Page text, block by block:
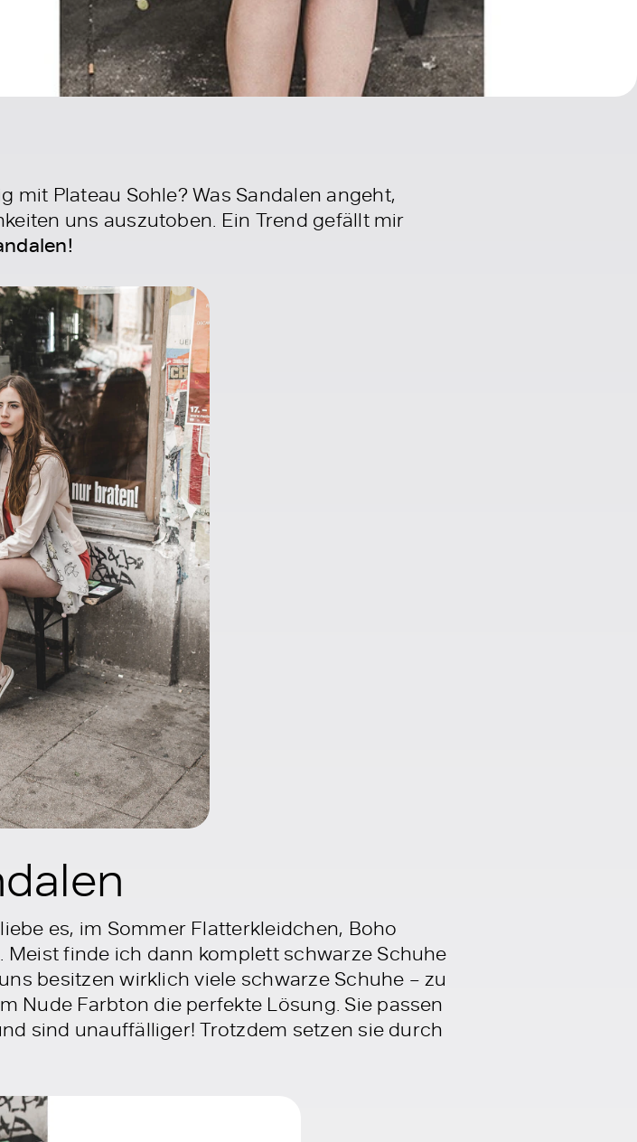
Plateau Sohle? Was Sandalen angeht,
uns auszutoben. Ein Trend gefällt mir
es, im Sommer Flatterkleidchen, Boho
finde ich dann komplett schwarze Schuhe
besitzen wirklich viele schwarze Schuhe – zu
Nude Farbton die perfekte Lösung. Sie passen
sind unauffälliger! Trotzdem setzen sie durch